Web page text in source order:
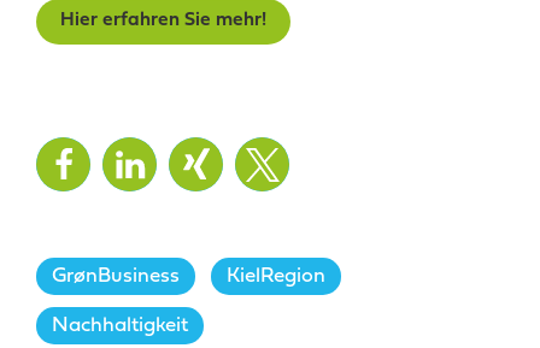
Hier erfahren Sie mehr!
GrønBusiness KielRegion
Nachhaltigkeit